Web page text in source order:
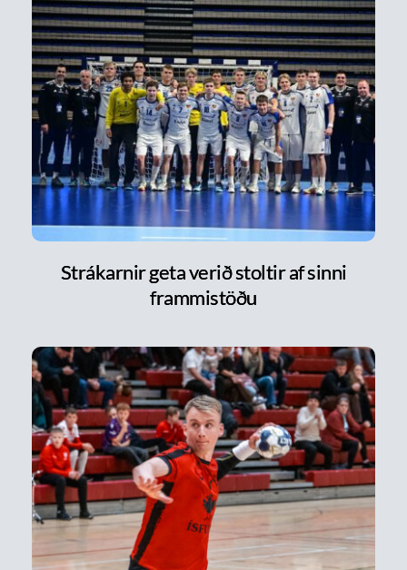
Strákarnir geta verið stoltir af sinni
frammistöðu